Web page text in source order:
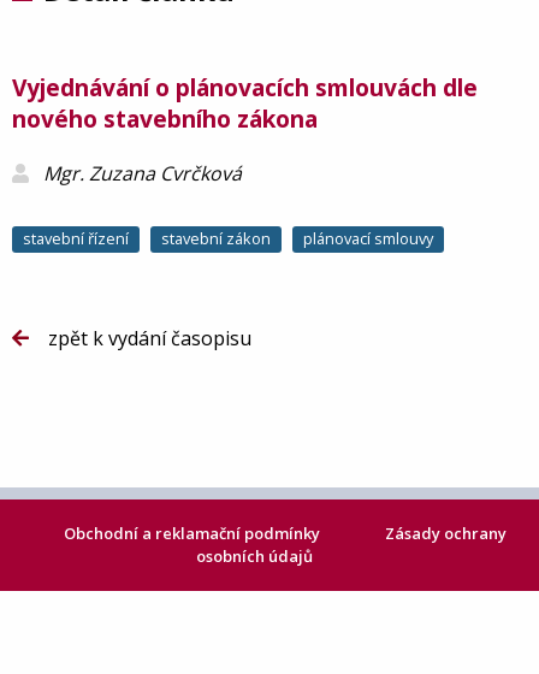
Vyjednávání o plánovacích smlouvách dle
nového stavebního zákona
Mgr. Zuzana Cvrčková
stavební řízení stavební zákon plánovací smlouvy
zpět k vydání časopisu
Obchodní a reklamační podmínky
Zásady ochrany
osobních údajů